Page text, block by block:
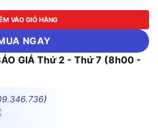
VÀO GIỎ HÀNG
NGAY
GIÁ Thứ 2 - Thứ 7 (8h00 -
)